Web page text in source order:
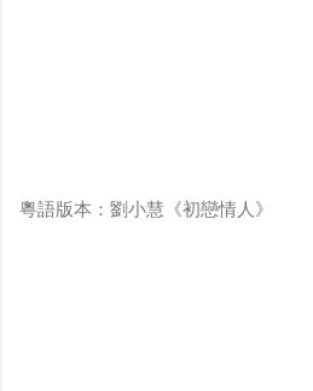
粵語版本：劉小慧《初戀情人》